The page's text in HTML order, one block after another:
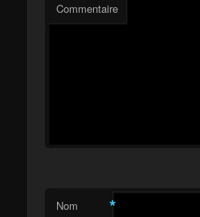
Commentaire
Nom *